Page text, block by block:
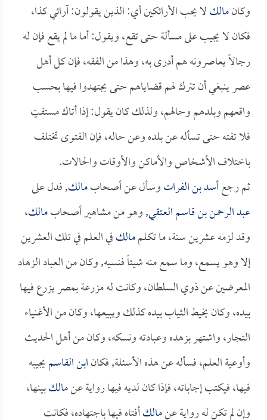
وكانمالكلا يحب الأرائكين أي: الذين يقولون: آرائي كذا،
فكان لا يجيب على مسألة حتى تقع، ويقول: أما ما لم يقع فإن له
رجالاً يعاصرونه هم أدرى به، وهذا من الفقه، فإن كل أهل
عصر ينبغي أن تترك لهم قضاياهم حتى يجتهدوا فيها بحسب
واقعهم وبلدهم وحالهم، ولذلك كان يقول: إذا أتاك مستفتٍ
فلا تفته حتى تسأله عن بلده وعن حاله، فإن الفتوى تختلف
باختلاف الأشخاص والأماكن والأوقات والحالات.
ثم رجعأسد بن الفراتوسأل عن أصحابمالك, فدل على
عبد الرحمن بن قاسم العتقي, وهو من مشاهير أصحابمالك،
وقد لزمه عشرين سنة، ما تكلممالكفي العلم في تلك العشرين
إلا وهو يسمع، وما سمع منه شيئاً فنسيه, وكان من العباد الزهاد
المعرضين عن ذوي السلطان، وكانت له مزرعة بمصر يزرع فيها
بيده، وكان يخيط الثياب بيده كذلك ويبيعها، وكان من الأغنياء
التجار، واشتهر بزهده وعبادته ونسكه، وكان من أهل الحديث
وأوعية العلم، فسأله عن هذه الأسئلة, فكانابن القاسميجيبه
فيها، فيكتب إجاباته، فإذا كان لديه فيها رواية عنمالكبينها،
وإن لم تكن له رواية عنمالكأفتاه فيها باجتهاده، فكانت